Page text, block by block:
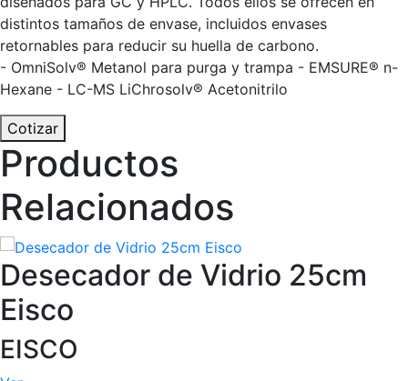
distintos tamaños de envase, incluidos envases
retornables para reducir su huella de carbono.
- OmniSolv® Metanol para purga y trampa - EMSURE® n-
Hexane - LC-MS LiChrosolv® Acetonitrilo
Cotizar
Productos
Relacionados
Desecador de Vidrio 25cm
Eisco
EISCO